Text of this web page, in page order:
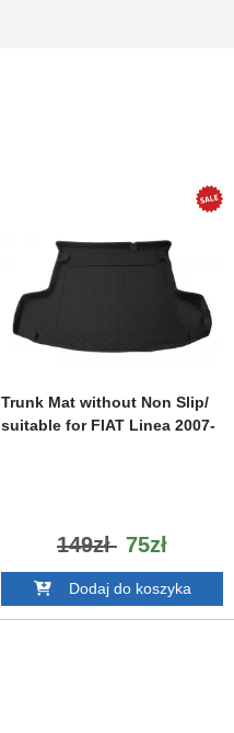
Trunk Mat without Non Slip/
suitable for FIAT Linea 2007-
149zł 75zł
Dodaj do koszyka